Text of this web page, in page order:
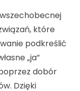
które
podkreślić
„ja”
dobór
Dzięki